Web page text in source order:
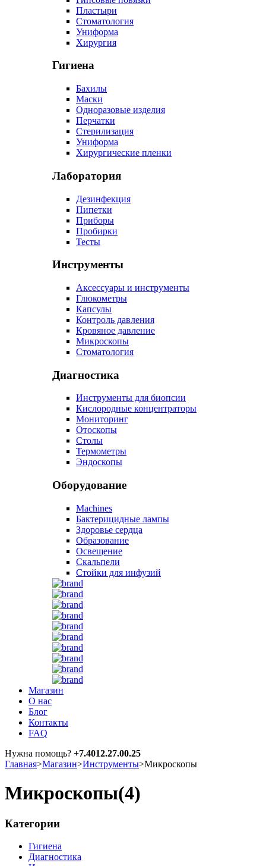
Пластыри
Стоматология
Униформа
Хирургия
Гигиена
Бахилы
Маски
Одноразовые изделия
Перчатки
Стерилизация
Униформа
Хирургические пленки
Лаборатория
Дезинфекция
Пипетки
Приборы
Пробирки
Тесты
Инструменты
Аксессуары и инструменты
Глюкометры
Капсулы
Контроль давления
Кровяное давление
Микроскопы
Стоматология
Диагностика
Инструменты для биопсии
Кислородные концентраторы
Мониторинг
Отоскопы
Столы
Термометры
Эндоскопы
Оборудование
Machines
Бактерицидные лампы
Здоровье сердца
Образование
Освещение
Скальпели
Стойки для инфузий
Магазин
О нас
Блог
Контакты
FAQ
Нужна помощь? +7.4012.27.00.25
Главная>Магазин>Инструменты>Микроскопы
Микроскопы(4)
Категории
Гигиена
Диагностика